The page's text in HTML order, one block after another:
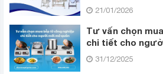
21/01/2026
Tư vấn chọn
chi tiết cho
31/12/2025